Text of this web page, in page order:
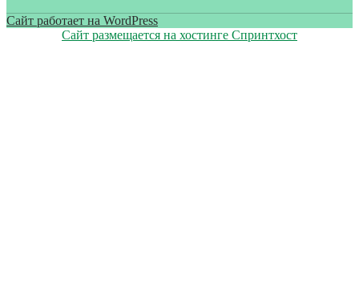
Сайт работает на WordPress
Сайт размещается на хостинге Спринтхост